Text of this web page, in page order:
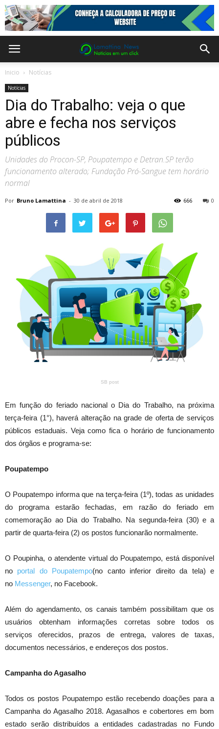
Inicio Notícias
Notícias
Dia do Trabalho: veja o que
abre e fecha nos serviços
públicos
Unidades do Procon-SP, Poupatempo e Detran.SP terão
funcionamento alterado; Fundação Pró-Sangue tem horário
normal
Por Bruno Lamattina - 30 de abril de 2018 0
666
SB post
Em função do feriado nacional o Dia do Trabalho, na próxima
terça-feira (1°), haverá alteração na grade de oferta de serviços
públicos estaduais. Veja como fica o horário de funcionamento
dos órgãos e programa-se:
Poupatempo
O Poupatempo informa que na terça-feira (1º), todas as unidades
do programa estarão fechadas, em razão do feriado em
comemoração ao Dia do Trabalho. Na segunda-feira (30) e a
partir de quarta-feira (2) os postos funcionarão normalmente.
O Poupinha, o atendente virtual do Poupatempo, está disponível
no portal do Poupatempo(no canto inferior direito da tela) e
no Messenger, no Facebook.
Além do agendamento, os canais também possibilitam que os
usuários obtenham informações corretas sobre todos os
serviços oferecidos, prazos de entrega, valores de taxas,
documentos necessários, e endereços dos postos.
Campanha do Agasalho
Todos os postos Poupatempo estão recebendo doações para a
Campanha do Agasalho 2018. Agasalhos e cobertores em bom
estado serão distribuídos a entidades cadastradas no Fundo